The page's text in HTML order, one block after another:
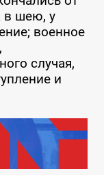
в шею, у
военное
случая,
и